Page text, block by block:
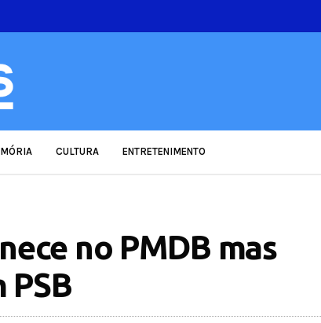
CULTURA ENTRETENIMENTO
no PMDB mas
PSB